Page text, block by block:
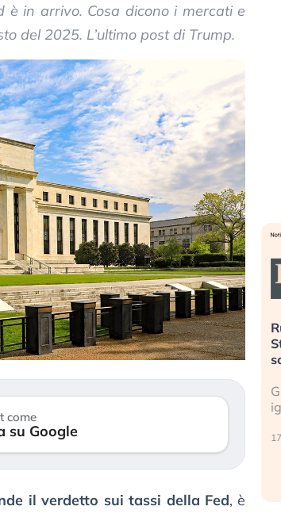
è in arrivo. Cosa dicono i mercati e
del 2025. L’ultimo post di Trump.
come
su Google
il verdetto sui tassi della Fed, è
sta
Russia e Cina pronti a spegnere
Starlink. Gli investitori stanno
sottovalutando il rischio?
Gli investitori tech continuano a
ignorare il rischio geopolitico: il (…)
17 luglio 2026